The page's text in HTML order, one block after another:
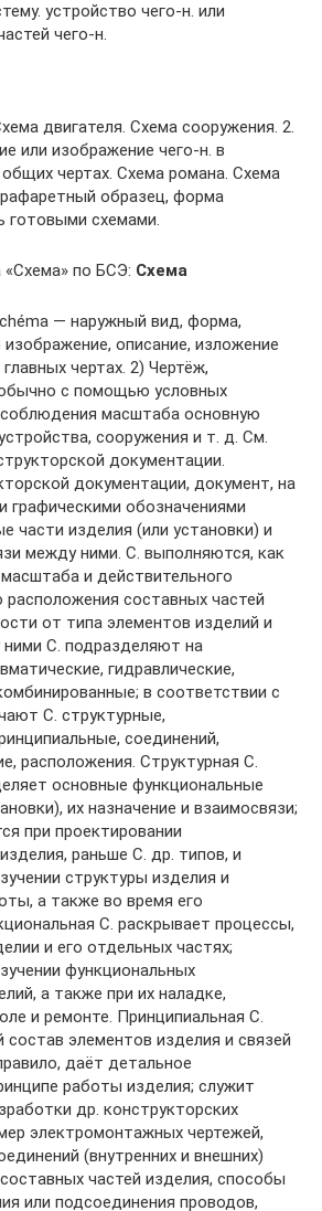
устройство чего-н. или
чего-н.
двигателя. Схема сооружения. 2.
или изображение чего-н. в
чертах. Схема романа. Схема
образец, форма
готовыми схемами.
«Схема» по БСЭ: Схема
— наружный вид, форма,
описание, изложение
чертах. 2) Чертёж,
с помощью условных
масштаба основную
сооружения и т. д. См.
документации.
документации, документ, на
графическими обозначениями
части изделия (или установки) и
между ними. С. выполняются, как
и действительного
расположения составных частей
от типа элементов изделий и
С. подразделяют на
гидравлические,
в соответствии с
С. структурные,
соединений,
расположения. Структурная С.
основные функциональные
их назначение и взаимосвязи;
при проектировании
раньше С. др. типов, и
структуры изделия и
а также во время его
С. раскрывает процессы,
и его отдельных частях;
функциональных
а также при их наладке,
и ремонте. Принципиальная С.
элементов изделия и связей
даёт детальное
работы изделия; служит
др. конструкторских
электромонтажных чертежей,
(внутренних и внешних)
частей изделия, способы
или подсоединения проводов,